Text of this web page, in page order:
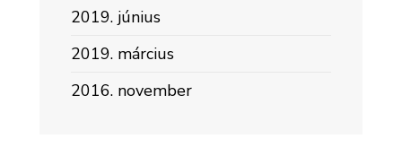
2019. június
2019. március
2016. november